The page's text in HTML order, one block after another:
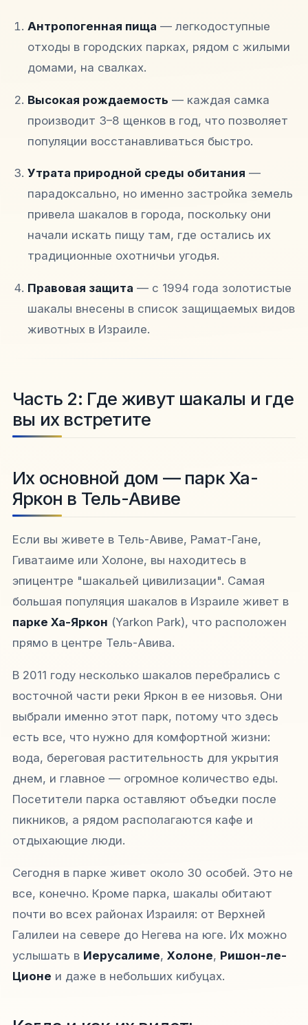
Антропогенная пища — легкодоступные
отходы в городских парках, рядом с жилыми
домами, на свалках.
Высокая рождаемость — каждая самка
производит 3–8 щенков в год, что позволяет
популяции восстанавливаться быстро.
Утрата природной среды обитания —
парадоксально, но именно застройка земель
привела шакалов в города, поскольку они
начали искать пищу там, где остались их
традиционные охотничьи угодья.
Правовая защита — с 1994 года золотистые
шакалы внесены в список защищаемых видов
животных в Израиле.
Часть 2: Где живут шакалы и где
вы их встретите
Их основной дом — парк Ха-
Яркон в Тель-Авиве
Если вы живете в Тель-Авиве, Рамат-Гане,
Гиватаиме или Холоне, вы находитесь в
эпицентре "шакальей цивилизации". Самая
большая популяция шакалов в Израиле живет в
парке Ха-Яркон (Yarkon Park), что расположен
прямо в центре Тель-Авива.
В 2011 году несколько шакалов перебрались с
восточной части реки Яркон в ее низовья. Они
выбрали именно этот парк, потому что здесь
есть все, что нужно для комфортной жизни:
вода, береговая растительность для укрытия
днем, и главное — огромное количество еды.
Посетители парка оставляют объедки после
пикников, а рядом располагаются кафе и
отдыхающие люди.
Сегодня в парке живет около 30 особей. Это не
все, конечно. Кроме парка, шакалы обитают
почти во всех районах Израиля: от Верхней
Галилеи на севере до Негева на юге. Их можно
услышать в Иерусалиме, Холоне, Ришон-ле-
Ционе и даже в небольших кибуцах.